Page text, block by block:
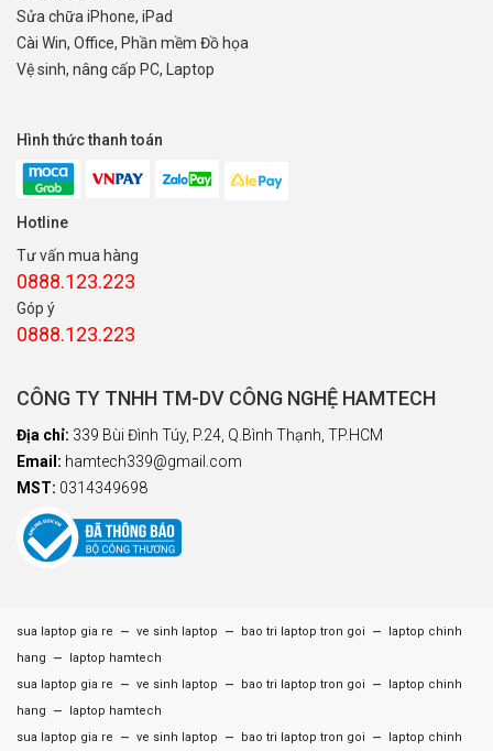
Sửa chữa iPhone, iPad
Cài Win, Office, Phần mềm Đồ họa
Vệ sinh, nâng cấp PC, Laptop
Hình thức thanh toán
Hotline
Tư vấn mua hàng
0888.123.223
Góp ý
0888.123.223
CÔNG TY TNHH TM-DV CÔNG NGHỆ HAMTECH
Địa chỉ: 339 Bùi Đình Túy, P.24, Q.Bình Thạnh, TP.HCM
Email: hamtech339@gmail.com
MST: 0314349698
sua laptop gia re – ve sinh laptop – bao tri laptop tron goi –
laptop chinh
hang
–
laptop hamtech
sua laptop gia re
– ve sinh laptop – bao tri laptop tron goi –
laptop chinh
hang
–
laptop hamtech
sua laptop gia re
– ve sinh laptop – bao tri laptop tron goi – laptop chinh